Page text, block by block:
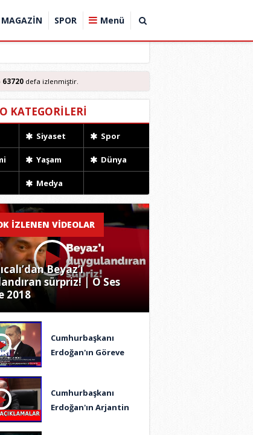
MAGAZİN SPOR Menü
63720 defa izlenmiştir.
KATEGORİLERİ
Siyaset Spor
Yaşam Dünya
Medya
İZLENEN VİDEOLAR
Beyaz’ı
sürpriz! | O Ses
2018
Cumhurbaşkanı
Erdoğan'ın Göreve
Cumhurbaşkanı
Erdoğan'ın Arjantin